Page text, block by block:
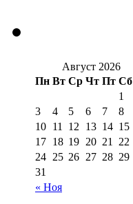
Август 2026
Пн Вт Ср Чт Пт Сб
« Ноя
1
3
4 5 6 7 8
10 11 12 13 14 15
17 18 19 20 21 22
24 25 26 27 28 29
31